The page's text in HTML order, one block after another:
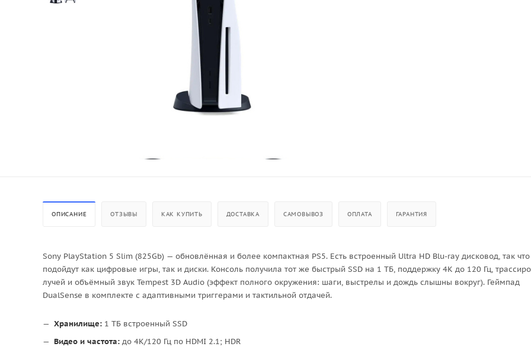
ОПИСАНИЕ ОТЗЫВЫ КАК КУПИТЬ ДОСТАВКА САМОВЫВОЗ ОПЛАТА ГАРАНТИЯ
Sony PlayStation 5 Slim (825Gb) — обновлённая и более компактная PS5. Есть встроенный Ultra HD Blu-ray дисковод, так что
подойдут как цифровые игры, так и диски. Консоль получила тот же быстрый SSD на 1 ТБ, поддержку 4K до 120 Гц,
лучей и объёмный звук Tempest 3D Audio (эффект полного окружения: шаги, выстрелы и дождь слышны вокруг). Геймпад
DualSense в комплекте с адаптивными триггерами и тактильной отдачей.
Хранилище: 1 ТБ встроенный SSD
Видео и частота: до 4K/120 Гц по HDMI 2.1; HDR